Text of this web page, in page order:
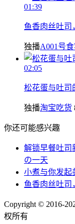
01:39
鱼香肉丝吐司
独播A001号
02:05
松花蛋与吐司
独播淘宝吃货
你还可能感兴趣
解锁早餐吐司
の一天
小煮与你发
鱼香肉丝吐司
Copyright © 2016-
权所有